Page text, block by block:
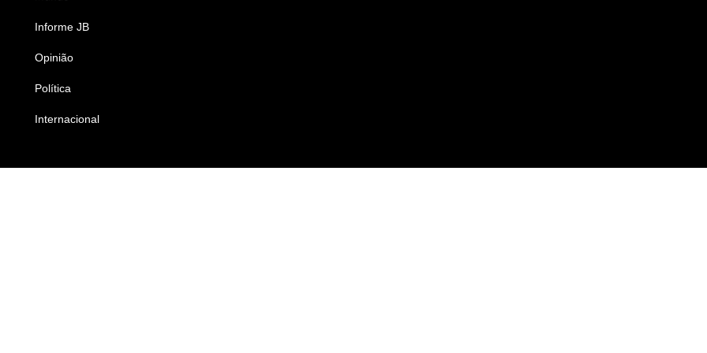
Informe JB
Opinião
Política
Internacional